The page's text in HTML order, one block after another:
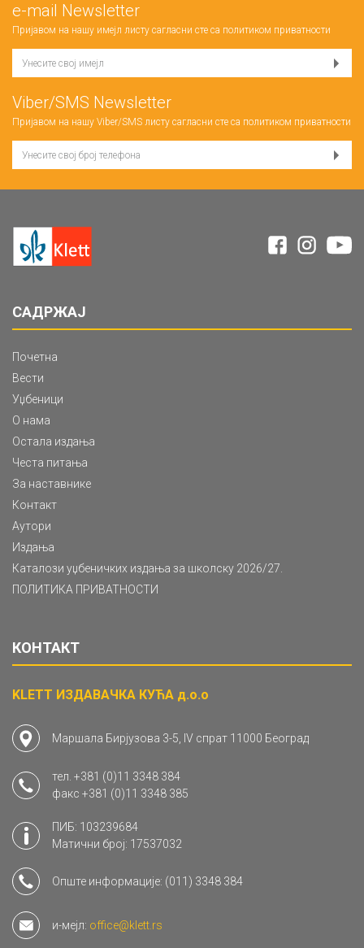
е-mail Newsletter
Пријавом на нашу имејл листу сагласни сте са политиком приватности
Viber/SMS Newsletter
Пријавом на нашу Viber/SMS листу сагласни сте са политиком приватности
САДРЖАЈ
Почетна
Вести
Уџбеници
О нама
Остала издања
Честа питања
За наставнике
Контакт
Аутори
Издања
Каталози уџбеничких издања за школску 2026/27.
ПОЛИТИКА ПРИВАТНОСТИ
КОНТАКТ
KLETT ИЗДАВАЧКА КУЋА д.о.о
Маршала Бирјузова 3-5, IV спрат 11000 Београд
тел. +381 (0)11 3348 384
факс +381 (0)11 3348 385
ПИБ: 103239684
Матични број: 17537032
Опште информације: (011) 3348 384
и-мејл: office@klett.rs